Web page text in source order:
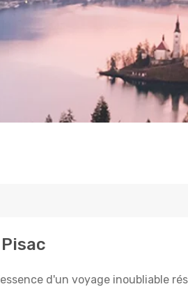
d'un voyage inoubliable